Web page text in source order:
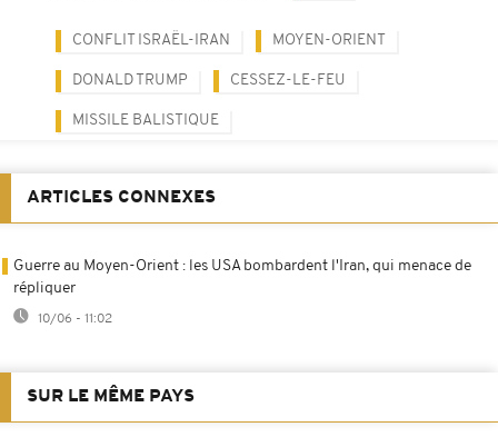
CONFLIT ISRAËL-IRAN MOYEN-ORIENT
DONALD TRUMP CESSEZ-LE-FEU
MISSILE BALISTIQUE
ARTICLES CONNEXES
Guerre au Moyen-Orient : les USA bombardent l'Iran, qui menace de
répliquer
10/06 - 11:02
SUR LE MÊME PAYS